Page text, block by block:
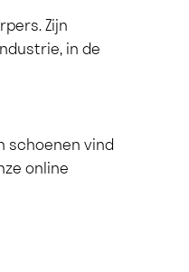
Zijn
in de
schoenen vind
online